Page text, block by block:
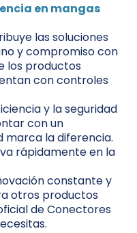
en mangas
las soluciones
y compromiso con
los productos
con controles
y la seguridad
con un
marca la diferencia.
rápidamente en la
constante y
otros productos
de Conectores